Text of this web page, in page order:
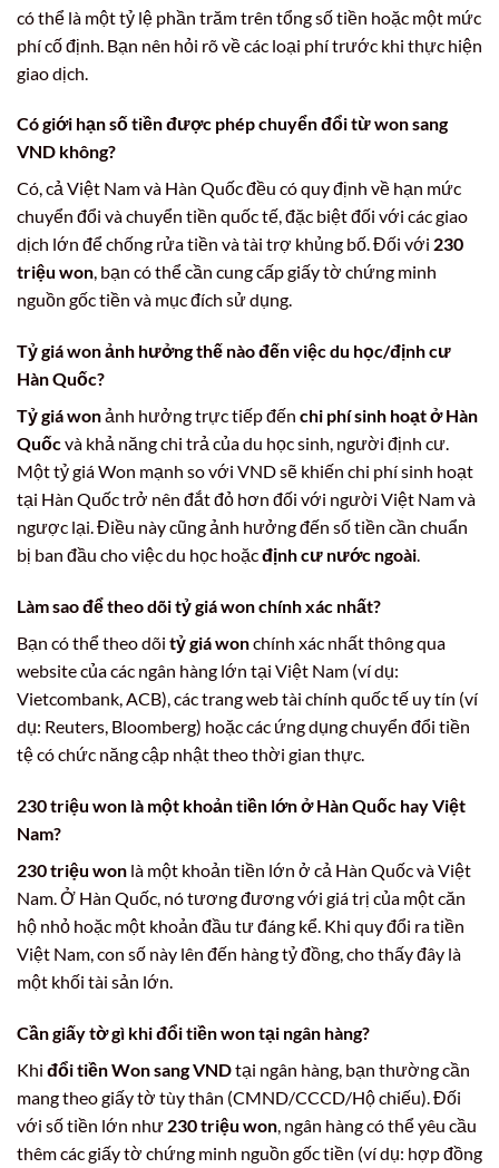
có thể là một tỷ lệ phần trăm trên tổng số tiền hoặc một mức
phí cố định. Bạn nên hỏi rõ về các loại phí trước khi thực hiện
giao dịch.
Có giới hạn số tiền được phép chuyển đổi từ won sang
VND không?
Có, cả Việt Nam và Hàn Quốc đều có quy định về hạn mức
chuyển đổi và chuyển tiền quốc tế, đặc biệt đối với các giao
dịch lớn để chống rửa tiền và tài trợ khủng bố. Đối với 230
triệu won, bạn có thể cần cung cấp giấy tờ chứng minh
nguồn gốc tiền và mục đích sử dụng.
Tỷ giá won ảnh hưởng thế nào đến việc du học/định cư
Hàn Quốc?
Tỷ giá wonảnh hưởng trực tiếp đến chi phí sinh hoạt ở Hàn
Quốcvà khả năng chi trả của du học sinh, người định cư.
Một tỷ giá Won mạnh so với VND sẽ khiến chi phí sinh hoạt
tại Hàn Quốc trở nên đắt đỏ hơn đối với người Việt Nam và
ngược lại. Điều này cũng ảnh hưởng đến số tiền cần chuẩn
bị ban đầu cho việc du học hoặcđịnh cư nước ngoài.
Làm sao để theo dõi tỷ giá won chính xác nhất?
Bạn có thể theo dõi tỷ giá wonchính xác nhất thông qua
website của các ngân hàng lớn tại Việt Nam (ví dụ:
Vietcombank, ACB), các trang web tài chính quốc tế uy tín (ví
dụ: Reuters, Bloomberg) hoặc các ứng dụng chuyển đổi tiền
tệ có chức năng cập nhật theo thời gian thực.
230 triệu won là một khoản tiền lớn ở Hàn Quốc hay Việt
Nam?
230 triệu won là một khoản tiền lớn ở cả Hàn Quốc và Việt
Nam. Ở Hàn Quốc, nó tương đương với giá trị của một căn
hộ nhỏ hoặc một khoản đầu tư đáng kể. Khi quy đổi ra tiền
Việt Nam, con số này lên đến hàng tỷ đồng, cho thấy đây là
một khối tài sản lớn.
Cần giấy tờ gì khi đổi tiền won tại ngân hàng?
Khi đổi tiền Won sang VNDtại ngân hàng, bạn thường cần
mang theo giấy tờ tùy thân (CMND/CCCD/Hộ chiếu). Đối
với số tiền lớn như 230 triệu won , ngân hàng có thể yêu cầu
thêm các giấy tờ chứng minh nguồn gốc tiền (ví dụ: hợp đồng